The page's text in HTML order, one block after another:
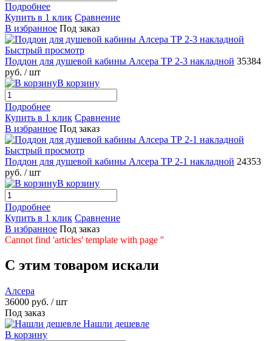
Подробнее
Купить в 1 клик Сравнение
В избранное Под заказ
Быстрый просмотр
Поддон для душевой кабины Алсера ТР 2-3 накладной 35384
руб. / шт
В корзину
Подробнее
Купить в 1 клик Сравнение
В избранное Под заказ
Быстрый просмотр
Поддон для душевой кабины Алсера ТР 2-1 накладной 24353
руб. / шт
В корзину
Подробнее
Купить в 1 клик Сравнение
В избранное Под заказ
Cannot find 'articles' template with page ''
C этим товаром искали
Алсера
36000 руб. / шт
Под заказ
Нашли дешевле
В корзину